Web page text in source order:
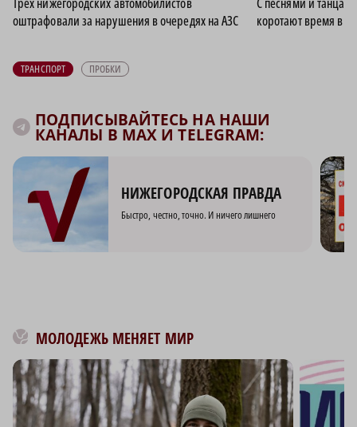
оштрафовали за нарушения в очередях на АЗС
коротают время в
ТРАНСПОРТ ПРОБКИ
ПОДПИСЫВАЙТЕСЬ НА НАШИ
КАНАЛЫ В MAX И TELEGRAM:
НИЖЕГОРОДСКАЯ ПРАВДА
Быстро, честно, точно. И ничего лишнего
МОЛОДЕЖЬ МЕНЯЕТ МИР